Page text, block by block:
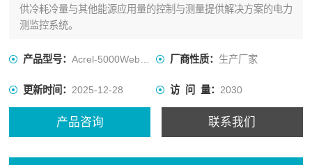
供冷耗冷量与其他能源应用量的控制与测量提供解决方案的电力
测监控系统。
产品型号：Acrel-5000Web标准版 厂商性质： 生产厂家
更新时间：2025-12-28 访 问 量： 2030
产品咨询 联系我们